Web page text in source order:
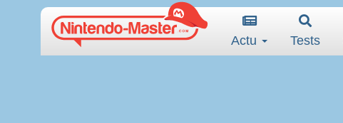
Actu Tests